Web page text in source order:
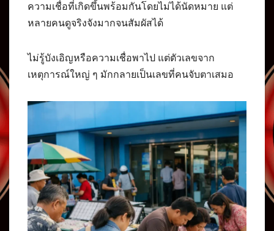
ความเชื่อที่เกิดขึ้นพร้อมกันโดยไม่ได้นัดหมาย แต่
หลายคนดูจริงจังมากจนสัมผัสได้
ไม่รู้บังเอิญหรือความเชื่อพาไป แต่ตัวเลขจาก
เหตุการณ์ใหญ่ ๆ มักกลายเป็นเลขที่คนจับตาเสมอ